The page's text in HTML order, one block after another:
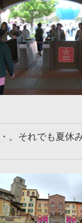
。それでも夏休